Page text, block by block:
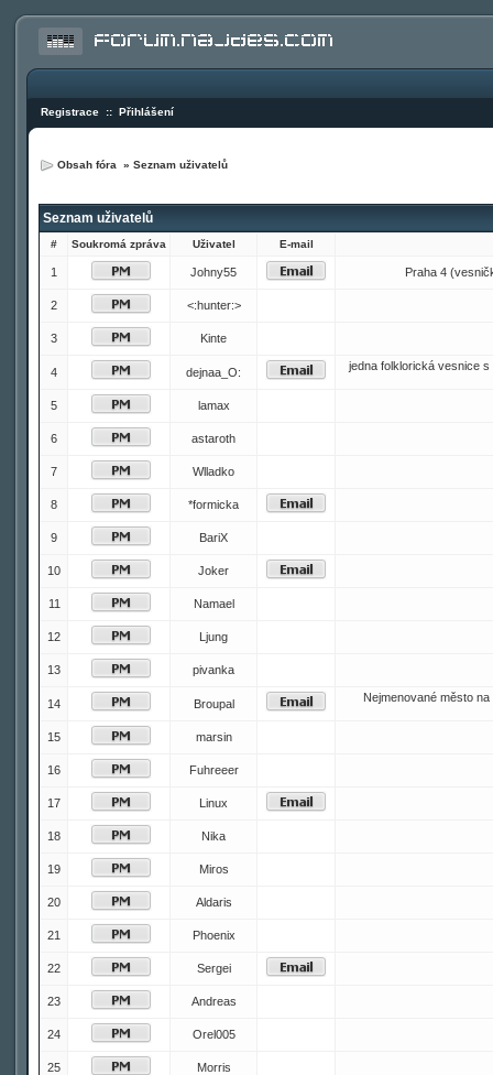
Registrace :: Přihlášení
Obsah fóra » Seznam uživatelů
Seznam uživatelů
# Soukromá zpráva Uživatel E-mail
1 Johny55 Praha 4
2 <:hunter:>
3 Kinte
4 dejnaa_O: jedna folklorická vesnice
5 lamax
6 astaroth
7 Wlladko
8 *formicka
9 BariX
10 Joker
11 Namael
12 Ljung
13 pivanka
14 Broupal Nejmenované město
15 marsin
16 Fuhreeer
17 Linux
18 Nika
19 Miros
20 Aldaris
21 Phoenix
22 Sergei
23 Andreas
24 Orel005
25 Morris